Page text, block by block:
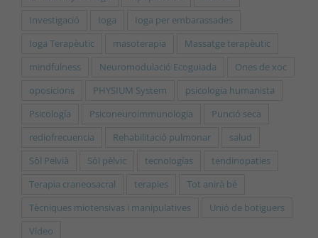
Investigació
Ioga
Ioga per embarassades
Ioga Terapèutic
masoterapia
Massatge terapèutic
mindfulness
Neuromodulació Ecoguiada
Ones de xoc
oposicions
PHYSIUM System
psicologia humanista
Psicología
Psiconeuroimmunologia
Punció seca
rediofrecuencia
Rehabilitació pulmonar
salud
Sòl Pelvià
Sòl pèlvic tecnologías
tendinopaties
Terapia craneosacral
terapies
Tot anirà bé
Tècniques miotensivas i manipulatives
Unió de botiguers
Vídeo